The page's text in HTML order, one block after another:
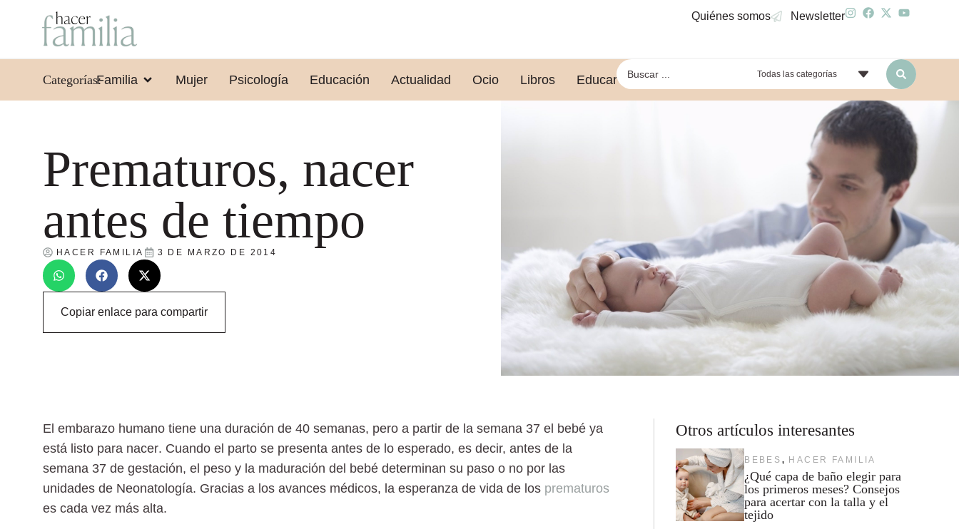
Quiénes somos Newsletter
Categorías:Familia Mujer Psicología Educación Actualidad Ocio Libros Educar leyendo Todas las categorías
Prematuros, nacer
antes de tiempo
HACER FAMILIA 3 DE MARZO DE 2014
Copiar enlace para compartir
El embarazo humano tiene una duración de 40 semanas, pero a partir de la semana 37 el bebé ya
está listo para nacer. Cuando el parto se presenta antes de lo esperado, es decir, antes de la
semana 37 de gestación, el peso y la maduración del bebé determinan su paso o no por las
unidades de Neonatología. Gracias a los avances médicos, la esperanza de vida de los prematuros
es cada vez más alta.
Otros artículos interesantes
BEBES , HACER FAMILIA
¿Qué capa de baño elegir para
los primeros meses? Consejos
para acertar con la talla y el
tejido